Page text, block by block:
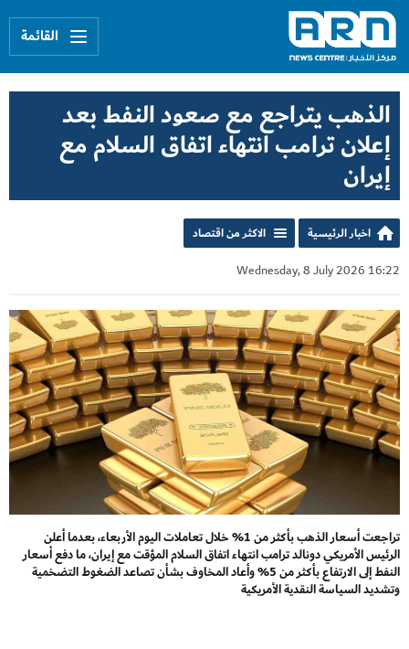
القائمة
الذهب يتراجع مع صعود النفط بعد
إعلان ترامب انتهاء اتفاق السلام مع
إيران
اخبار الرئيسية
الاكثر من اقتصاد
Wednesday, 8 July 2026 16:22
تراجعت أسعار الذهب بأكثر من 1% خلال تعاملات اليوم الأربعاء، بعدما أعلن
الرئيس الأمريكي دونالد ترامب انتهاء اتفاق السلام المؤقت مع إيران، ما دفع أسعار
النفط إلى الارتفاع بأكثر من 5% وأعاد المخاوف بشأن تصاعد الضغوط التضخمية
وتشديد السياسة النقدية الأمريكية